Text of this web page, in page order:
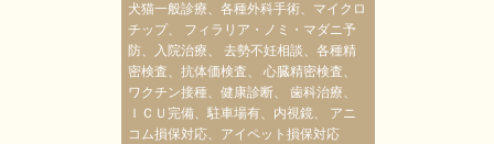
犬猫一般診療、各種外科手術、マイクロ
チップ、 フィラリア・ノミ・マダニ予
防、入院治療、 去勢不妊相談、各種精
密検査、抗体価検査、 心臓精密検査、
ワクチン接種、健康診断、 歯科治療、
ＩＣＵ完備、駐車場有、内視鏡、 アニ
コム損保対応、アイペット損保対応